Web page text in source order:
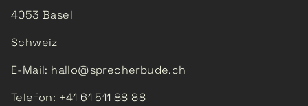
4053 Basel
Schweiz
E-Mail: hallo@sprecherbude.ch
Telefon: +41 61 511 88 88